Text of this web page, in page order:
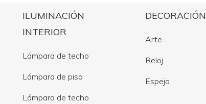
ILUMINACIÓN
INTERIOR
Lámpara de techo
Lámpara de piso
Lámpara de techo
DECORACIÓN
Arte
Reloj
Espejo